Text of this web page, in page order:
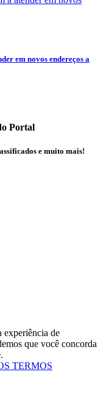
em novos endereços a
Portal
e muito mais!
experiência de
que você concorda
TERMOS